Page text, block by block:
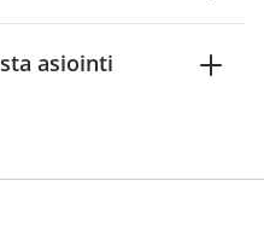
asiointi